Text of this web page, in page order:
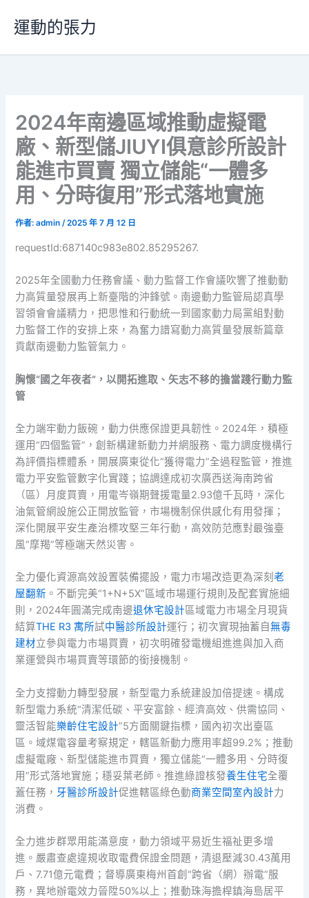
要
運動的張力
2024年南邊區域推動虛擬電
廠、新型儲JIUYI俱意診所設計
能進市買賣 獨立儲能“一體多
用、分時復用”形式落地實施
作者:admin/2025 年 7 月 12 日
requestId:687140c983e802.85295267.
2025年全國動力任務會議、動力監督工作會議吹響了推動動
力高質量發展再上新臺階的沖鋒號。南邊動力監管局認真學
習領會會議精力，把思惟和行動統一到國家動力局黨組對動
力監督工作的安排上來，為奮力譜寫動力高質量發展新篇章
貢獻南邊動力監管氣力。
胸懷“國之年夜者”，以開拓進取、矢志不移的擔當踐行動力監
管
全力端牢動力飯碗，動力供應保證更具韌性。2024年，積極
運用“四個監管”，創新構建新動力并網服務、電力調度機構行
為評價指標體系，開展廣東從化“獲得電力”全過程監管，推進
電力平安監管數字化實踐；協調達成初次廣西送海南跨省
（區）月度買賣，用電岑嶺期聲援電量2.93億千瓦時，深化
油氣管網設施公正開放監管，市場機制保供感化有用發揮；
深化開展平安生產治標攻堅三年行動，高效防范應對最強臺
風“摩羯”等極端天然災害。
全力優化資源高效設置裝備擺設，電力市場改造更為深刻老
屋翻新 。不斷完美“1+N+5X”區域市場運行規則及配套實施細
則，2024年圓滿完成南邊退休宅設計區域電力市場全月現貨
結算THE R3 寓所試中醫診所設計運行；初次實現抽蓄自無毒
建材立參與電力市場買賣，初次明確發電機組進進與加入商
業運營與市場買賣等環節的銜接機制。
全力支撐動力轉型發展，新型電力系統建設加倍提速。構成
新型電力系統“清潔低碳、平安富餘、經濟高效、供需協同、
靈活智能樂齡住宅設計”5方面關鍵指標，國內初次出臺區
區。域煤電容量考察規定，轄區新動力應用率超99.2%；推動
虛擬電廠、新型儲能進市買賣，獨立儲能“一體多用、分時復
用”形式落地實施；穩妥葉老師。推進綠證核發養生住宅全覆
蓋任務， 牙醫診所設計促進轄區綠色動商業空間室內設計力
消費。
全力進步群眾用能滿意度，動力領域平易近生福祉更多增
進。嚴肅查處違規收取電費保證金問題，清退壓減30.43萬用
戶、7.71億元電費；督導廣東梅州首創“跨省（網）辦電”服
務，異地辦電效力晉陞50%以上；推動珠海擔桿鎮海島居平